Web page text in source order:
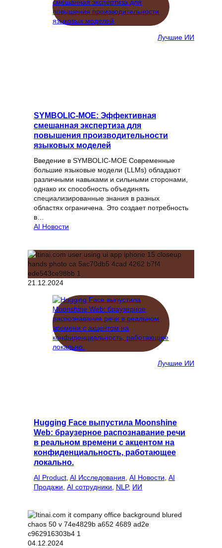
Лучшие ИИ
SYMBOLIC-MOE: Эффективная
смешанная экспертиза для
повышения производительности
языковых моделей
Введение в SYMBOLIC-MOE Современные
большие языковые модели (LLMs) обладают
различными навыками и сильными сторонами,
однако их способность объединять
специализированные знания в разных
областях ограничена. Это создает потребность
в…
AI Новости
21.12.2024
Лучшие ИИ
Hugging Face выпустила Moonshine
Web: браузерное распознавание речи
в реальном времени с акцентом на
конфиденциальность, работающее
локально.
AI Product, AI Исследования, AI Новости, AI
Продажи, AI сотрудники, NLP, ИИ
04.12.2024